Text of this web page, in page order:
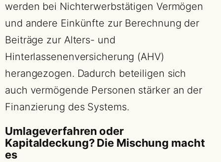
werden bei Nichterwerbstätigen Vermögen
und andere Einkünfte zur Berechnung der
Beiträge zur Alters- und
Hinterlassenenversicherung (AHV)
herangezogen. Dadurch beteiligen sich
auch vermögende Personen stärker an der
Finanzierung des Systems.
Umlageverfahren oder
Kapitaldeckung? Die Mischung macht
es